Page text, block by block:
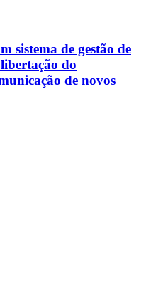
sistema de gestão de
do
de novos